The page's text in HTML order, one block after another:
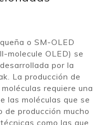
o SM-OLED
molecule OLED) se
por la
La producción de
requiere una
las moléculas que se
de producción mucho
como las que